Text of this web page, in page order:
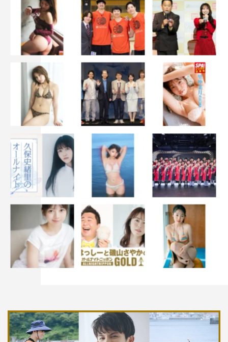
©日本テレビ
MEGUMI いとうあさこ
ファーストサマーウイカ
マツコ・デラックス 上田晋也
城田優 大久保佳代子 竹内涼真
若槻千夏